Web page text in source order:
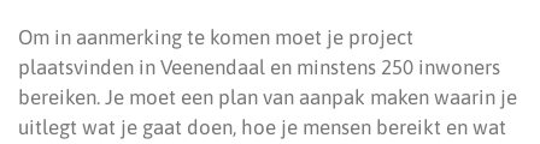
Om in aanmerking te komen moet je project
plaatsvinden in Veenendaal en minstens 250 inwoners
bereiken. Je moet een plan van aanpak maken waarin je
uitlegt wat je gaat doen, hoe je mensen bereikt en wat